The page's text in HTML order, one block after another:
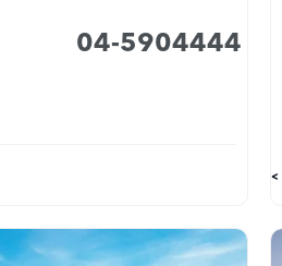
04-5904444